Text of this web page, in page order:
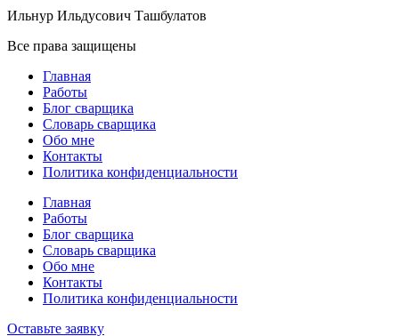
Ильнур Ильдусович Ташбулатов
Все права защищены
Главная
Работы
Блог сварщика
Словарь сварщика
Обо мне
Контакты
Политика конфиденциальности
Главная
Работы
Блог сварщика
Словарь сварщика
Обо мне
Контакты
Политика конфиденциальности
Оставьте заявку